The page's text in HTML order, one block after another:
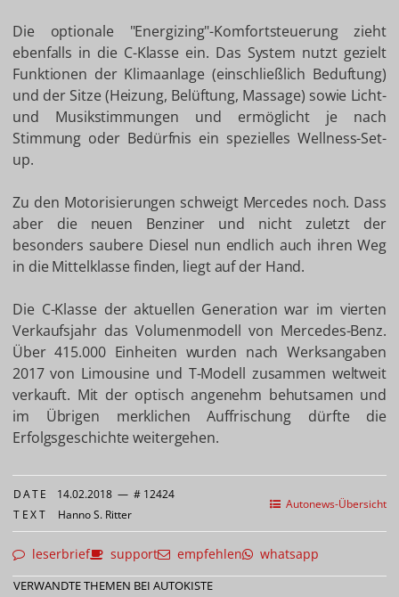
Die optionale "Energizing"-Komfortsteuerung zieht
ebenfalls in die C-Klasse ein. Das System nutzt gezielt
Funktionen der Klimaanlage (einschließlich Beduftung)
und der Sitze (Heizung, Belüftung, Massage) sowie Licht-
und Musikstimmungen und ermöglicht je nach
Stimmung oder Bedürfnis ein spezielles Wellness-Set-
up.
Zu den Motorisierungen schweigt Mercedes noch. Dass
aber die neuen Benziner und nicht zuletzt der
besonders saubere Diesel nun endlich auch ihren Weg
in die Mittelklasse finden, liegt auf der Hand.
Die C-Klasse der aktuellen Generation war im vierten
Verkaufsjahr das Volumenmodell von Mercedes-Benz.
Über 415.000 Einheiten wurden nach Werksangaben
2017 von Limousine und T-Modell zusammen weltweit
verkauft. Mit der optisch angenehm behutsamen und
im Übrigen merklichen Auffrischung dürfte die
Erfolgsgeschichte weitergehen.
Autonews-Übersicht
DATE 14.02.2018 — # 12424
TEXT Hanno S. Ritter
leserbrief support empfehlen whatsapp
VERWANDTE THEMEN BEI AUTOKISTE